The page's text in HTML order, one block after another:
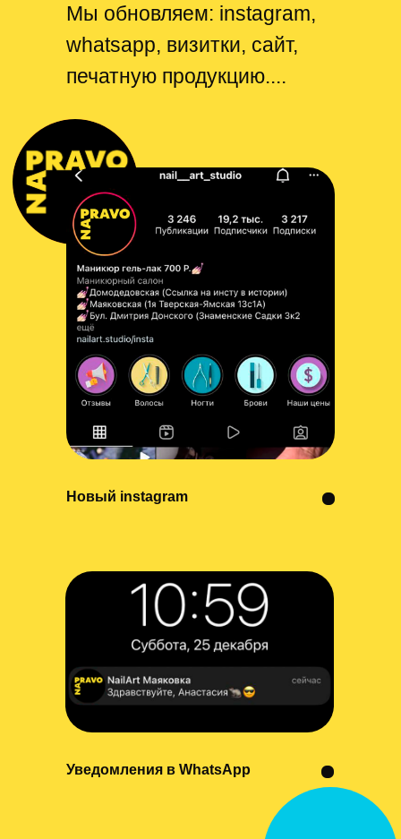
Мы обновляем: instagram,
whatsapp, визитки, сайт,
печатную продукцию....
Новый instagram
Уведомления в WhatsApp